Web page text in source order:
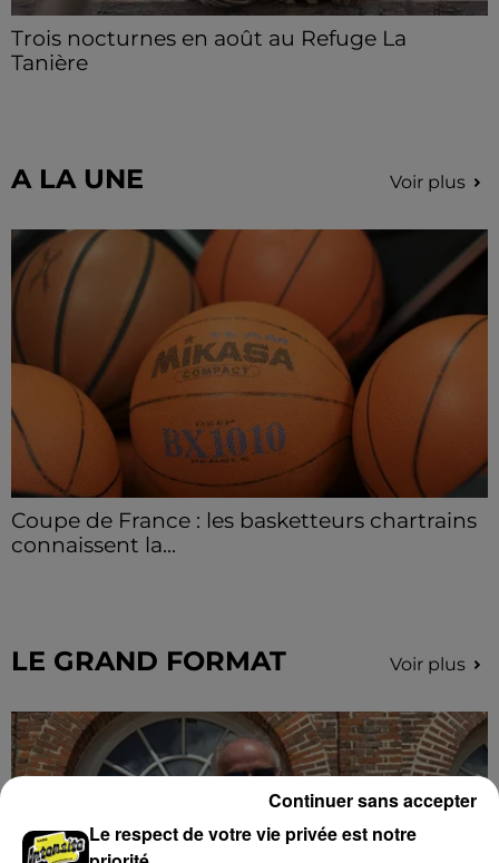
Trois nocturnes en août au Refuge La
Tanière
A LA UNE Voir plus
Coupe de France : les basketteurs chartrains
connaissent la...
LE GRAND FORMAT Voir plus
Le respect de votre vie privée est notre
Continuer sans accepter